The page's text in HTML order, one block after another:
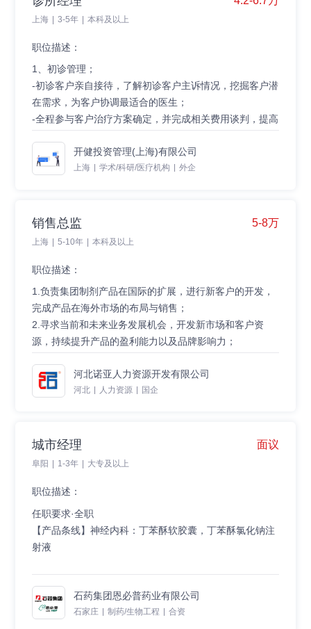
优先。
际沟通与表达能力；
4、热爱销售工作，抗压能力强，责任心强。
上海 | 3-5年 | 本科及以上
职位描述：
1、初诊管理；
-初诊客户亲自接待，了解初诊客户主诉情况，挖掘客户潜
在需求，为客户协调最适合的医生；
-全程参与客户治疗方案确定，并完成相关费用谈判，提高
2、客户关系管理
-完成公司规定的各项定期回访及回馈，保持与客户之间的
-关注客户及客户周边资源，挖掘客户推荐资源，并及时给
与推荐及被推荐客户福利回馈；
4、复杂病例的管理，医生的宣传；
5、诊所市场活动的开展。
任职要求：
1、5年以上门店运营经验，具备优秀的沟通和协调能力；
3、具有较强的服务及保密意识。
开健投资管理(上海)有限公司
上海 | 学术/科研/医疗机构 | 外企
销售总监 5-8万
上海 | 5-10年 | 本科及以上
职位描述：
1.负责集团制剂产品在国际的扩展，进行新客户的开发，
完成产品在海外市场的布局与销售；
2.寻求当前和未来业务发展机会，开发新市场和客户资
源，持续提升产品的盈利能力以及品牌影响力；
任职要求：
1.工作经验：5年及以上相关经验，有销售思路，可以独
3.其他要求：品行端正，遵守职业准则，严格保守客户信
息秘密，无不良，违纪或违法行为记录。
河北诺亚人力资源开发有限公司
河北 | 人力资源 | 国企
城市经理 面议
阜阳 1-3年 大专及以上
职位描述：
任职要求·全职
【产品条线】神经内科：丁苯酥软胶囊，丁苯酥氯化钠注
射液
1.2年以上区域神经领域产品经验者，有管理经验者优
先；
石药集团恩必普药业有限公司
石家庄 制药/生物工程 合资